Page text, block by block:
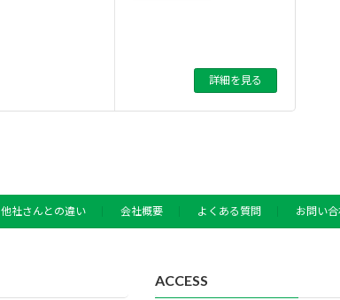
詳細を見る
他社さんとの違い 会社概要 よくある質問 お問い
ACCESS